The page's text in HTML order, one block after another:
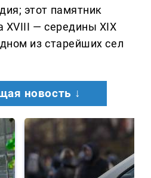
этот памятник
XVIII — середины XIX
из старейших сел
новость ↓